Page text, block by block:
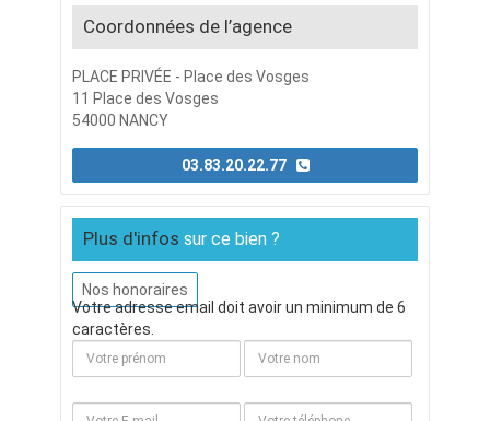
Coordonnées de l’agence
PLACE PRIVÉE - Place des Vosges
11 Place des Vosges
54000 NANCY
Plus d'infos sur ce bien ?
Nos honoraires
Votre adresse email doit avoir un minimum de 6
caractères.